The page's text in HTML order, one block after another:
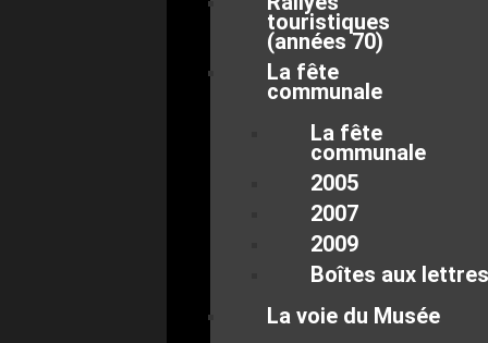
touristiques
(années 70)
La fête
communale
La fête
communale
2005
2007
2009
Boîtes aux lettres
La voie du Musée